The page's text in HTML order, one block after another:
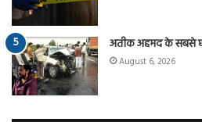
अतीक अहमद के सबसे
August 6, 2026